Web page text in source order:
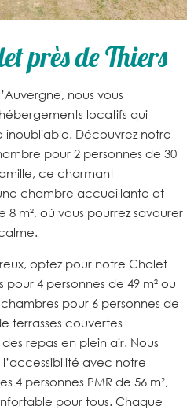
près de Thiers
nous vous
hébergements locatifs qui
Découvrez notre
pour 2 personnes de 30
ce charmant
chambre accueillante et
m², où vous pourrez savourer
optez pour notreChalet
4 personnes de 49 m²ou
pour 6 personnes de
terrasses couvertes
repas en plein air. Nous
avec notre
4 personnes PMR de 56 m²,
pour tous. Chaque